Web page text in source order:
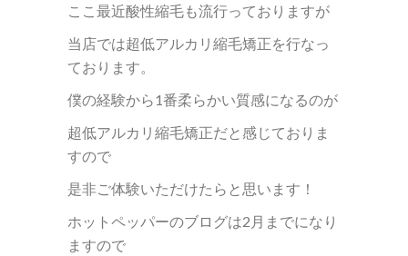
ここ最近酸性縮毛も流行っておりますが
当店では超低アルカリ縮毛矯正を行なっ
ております。
僕の経験から1番柔らかい質感になるのが
超低アルカリ縮毛矯正だと感じておりま
すので
是非ご体験いただけたらと思います！
ホットペッパーのブログは2月までになり
ますので